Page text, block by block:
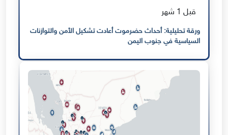
قبل 1 شهر
ورقة تحليلية: أحداث حضرموت أعادت تشكيل الأمن والتوازنات
السياسية في جنوب اليمن